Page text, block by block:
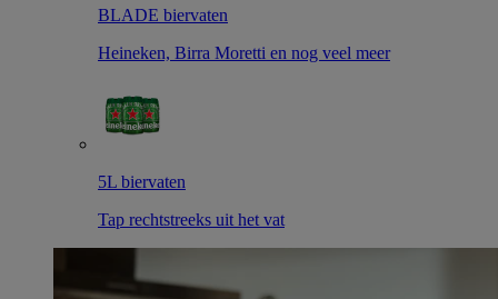
BLADE biervaten
Heineken, Birra Moretti en nog veel meer
5L biervaten
Tap rechtstreeks uit het vat